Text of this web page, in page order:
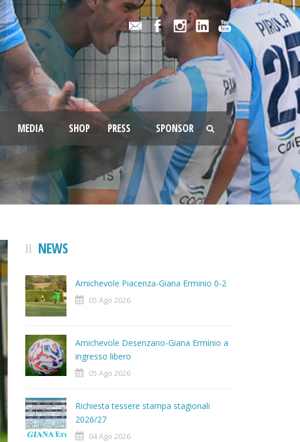
MEDIA SHOP PRESS SPONSOR
NEWS
Amichevole Piacenza-Giana Erminio 0-2
05 Ago 2026
Amichevole Desenzano-Giana Erminio a
ingresso libero
05 Ago 2026
Richiesta tessere stampa stagionali
2026/27
04 Ago 2026